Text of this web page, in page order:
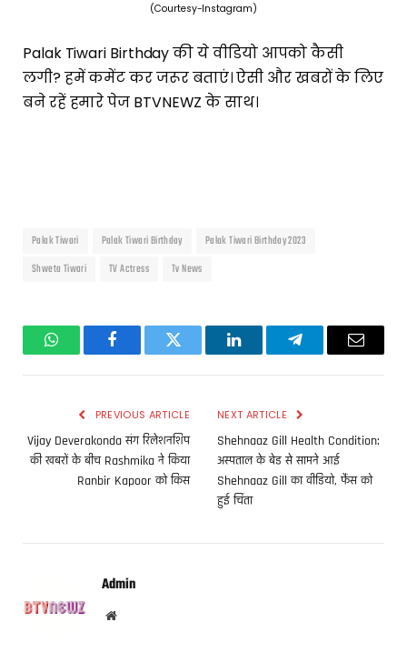
(Courtesy-Instagram)
Palak Tiwari Birthday की ये वीडियो आपको कैसी
लगी? हमें कमेंट कर जरूर बताएं। ऐसी और खबरों के लिए
बने रहें हमारे पेज BTVNEWZ के साथ।
Palak Tiwari Palak Tiwari Birthday
Palak Tiwari Birthday 2023
Shweta Tiwari
TV Actress Tv News
WhatsAppFacebookTwitter LinkedInTelegramEmail
PREVIOUS ARTICLE
Vijay Deverakonda संग रिलेशनशिप
की खबरों के बीच Rashmika ने किया
Ranbir Kapoor को किस
NEXT ARTICLE
Shehnaaz Gill Health Condition:
अस्पताल के बेड से सामने आई
Shehnaaz Gill का वीडियो, फैंस को
हुई चिंता
Admin
Website